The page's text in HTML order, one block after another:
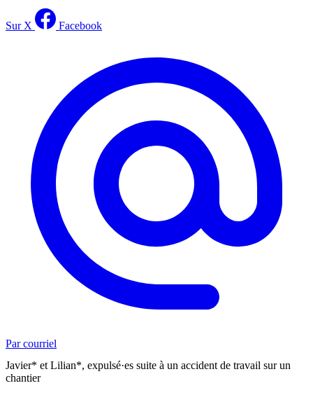
Sur X Facebook
Par courriel
Javier* et Lilian*, expulsé·es suite à un accident de travail sur un
chantier